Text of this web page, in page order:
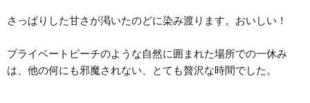
さっぱりした甘さが渇いたのどに染み渡ります。おいしい！
プライベートビーチのような自然に囲まれた場所での一休み
は、他の何にも邪魔されない、とても贅沢な時間でした。